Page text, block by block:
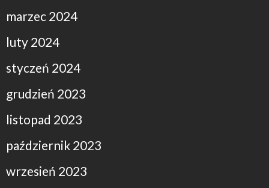
marzec 2024
luty 2024
styczeń 2024
grudzień 2023
listopad 2023
październik 2023
wrzesień 2023